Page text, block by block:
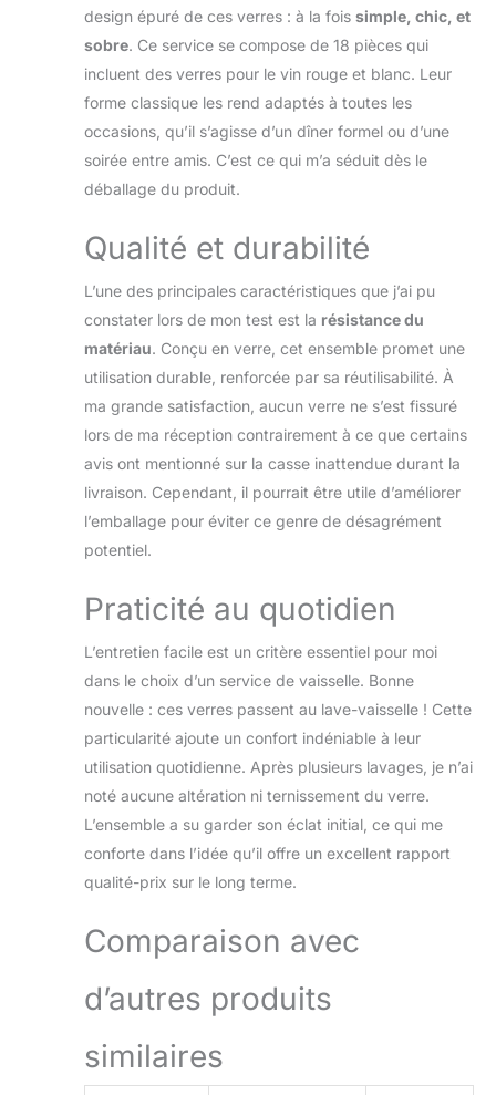
design épuré de ces verres : à la fois simple, chic, et
sobre. Ce service se compose de 18 pièces qui
incluent des verres pour le vin rouge et blanc. Leur
forme classique les rend adaptés à toutes les
occasions, qu’il s’agisse d’un dîner formel ou d’une
soirée entre amis. C’est ce qui m’a séduit dès le
déballage du produit.
Qualité et durabilité
L’une des principales caractéristiques que j’ai pu
constater lors de mon test est la résistance du
matériau. Conçu en verre, cet ensemble promet une
utilisation durable, renforcée par sa réutilisabilité. À
ma grande satisfaction, aucun verre ne s’est fissuré
lors de ma réception contrairement à ce que certains
avis ont mentionné sur la casse inattendue durant la
livraison. Cependant, il pourrait être utile d’améliorer
l’emballage pour éviter ce genre de désagrément
potentiel.
Praticité au quotidien
L’entretien facile est un critère essentiel pour moi
dans le choix d’un service de vaisselle. Bonne
nouvelle : ces verres passent au lave-vaisselle ! Cette
particularité ajoute un confort indéniable à leur
utilisation quotidienne. Après plusieurs lavages, je n’ai
noté aucune altération ni ternissement du verre.
L’ensemble a su garder son éclat initial, ce qui me
conforte dans l’idée qu’il offre un excellent rapport
qualité-prix sur le long terme.
Comparaison avec
d’autres produits
similaires